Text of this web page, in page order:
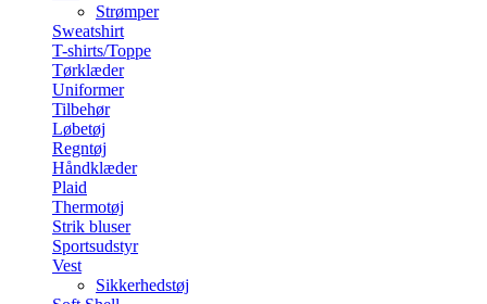
Strømper
Sweatshirt
T-shirts/Toppe
Tørklæder
Uniformer
Tilbehør
Løbetøj
Regntøj
Håndklæder
Plaid
Thermotøj
Strik bluser
Sportsudstyr
Vest
Sikkerhedstøj